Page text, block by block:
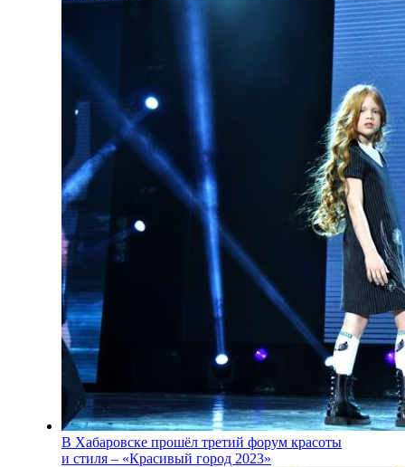
В Хабаровске прошёл третий форум красоты
и стиля – «Красивый город 2023»